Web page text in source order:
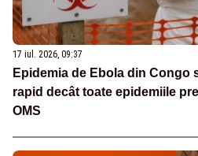
17 iul. 2026, 09:37
Epidemia de Ebola din Congo
rapid decât toate epidemiile
OMS